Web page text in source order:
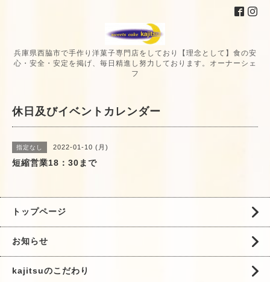
兵庫県西脇市で手作り洋菓子専門店をしており【理念として】食の安
心・安全・安定を掲げ、毎日精進し努力しております。オーナーシェ
フ
休日及びイベントカレンダー
指定なし 2022-01-10 (月)
短縮営業18：30まで
トップページ
お知らせ
kajitsuのこだわり